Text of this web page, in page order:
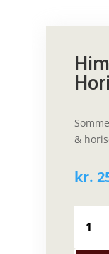
&
kr.
Hav
og